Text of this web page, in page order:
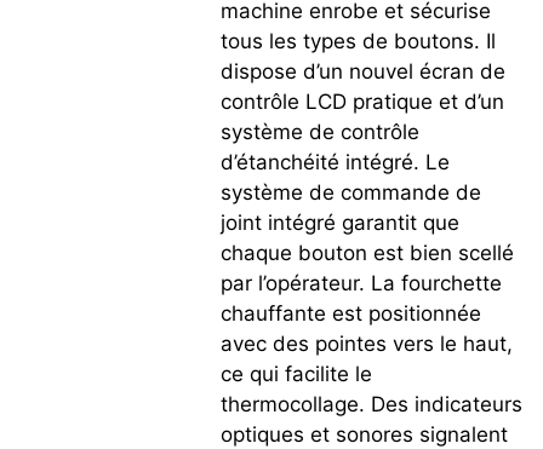
machine enrobe et sécurise
tous les types de boutons. Il
dispose d’un nouvel écran de
contrôle LCD pratique et d’un
système de contrôle
d’étanchéité intégré. Le
système de commande de
joint intégré garantit que
chaque bouton est bien scellé
par l’opérateur. La fourchette
chauffante est positionnée
avec des pointes vers le haut,
ce qui facilite le
thermocollage. Des indicateurs
optiques et sonores signalent